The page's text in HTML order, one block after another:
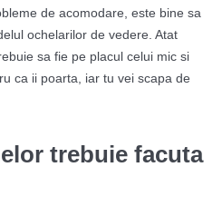
de acomodare, este bine sa
ochelarilor de vedere. Atat
sa fie pe placul celui mic si
ca ii poarta, iar tu vei scapa de
trebuie facuta